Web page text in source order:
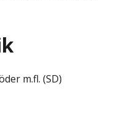
m.fl. (SD)